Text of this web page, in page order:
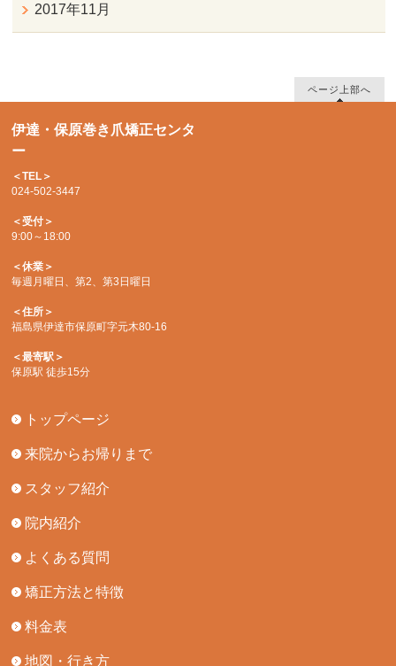
2017年11月
ページ上部へ
伊達・保原巻き爪矯正センタ
ー
＜TEL＞
024-502-3447
＜受付＞
9:00～18:00
＜休業＞
毎週月曜日、第2、第3日曜日
＜住所＞
福島県伊達市保原町字元木80-16
＜最寄駅＞
保原駅 徒歩15分
トップページ
来院からお帰りまで
スタッフ紹介
院内紹介
よくある質問
矯正方法と特徴
料金表
地図・行き方